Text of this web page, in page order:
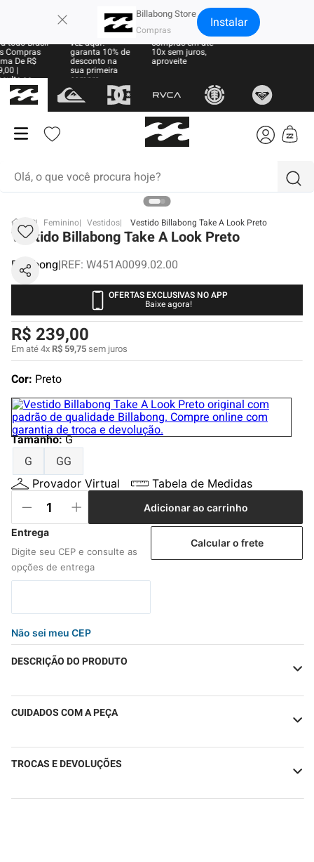
Billabong Store Instalar
todo Brasil
Compras
De R$
|
as
Sua primeira
vez aqui?
garanta 10% de
desconto na
sua primeira
compra
Parcele suas
compras em até
10x sem juros,
aproveite
BB Feminino Vestidos Vestido Billabong Take A Look Preto
Vestido Billabong Take A Look Preto
Billabong|REF: W451A0099.02.00
OFERTAS EXCLUSIVAS NO APP
Baixe agora!
R$ 239,00
Em até4xR$ 59,75sem juros
Cor: Preto
Tamanho:G
G
GG
Provador Virtual Tabela de Medidas
Adicionar ao carrinho
Não sei meu CEP
Calcular o frete
DESCRIÇÃO DO PRODUTO
CUIDADOS COM A PEÇA
TROCAS E DEVOLUÇÕES
termos mais buscados
moletom
2º
regata
4º
boardshort
5º
camiseta
8º
carteira
9º
mochila
10
chinelo